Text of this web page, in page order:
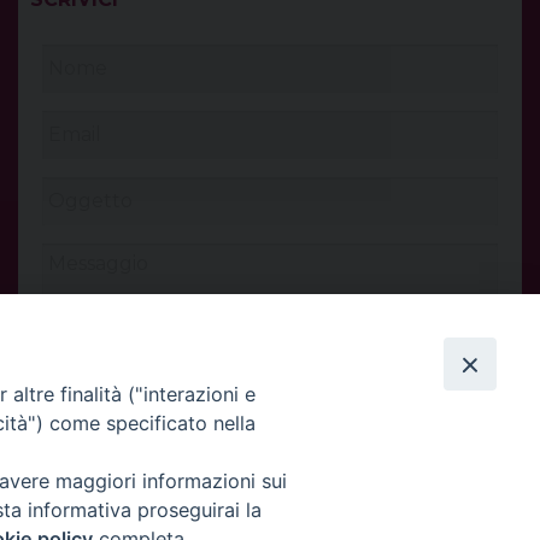
INVIA
altre finalità ("interazioni e
come specificato nella
maggiori informazioni sui
informativa proseguirai la